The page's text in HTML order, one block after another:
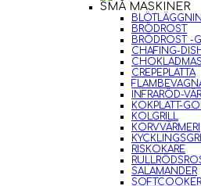
SMÅ MASKINER
BRÖDROST
BRÖDROST -
CHAFING-
CREPEPLATTA
INFRARÖD-
KOKPLATT-
KOLGRILL
KORVVÄRMERI
RISKOKARE
SALAMANDER
SOFTCOOKER